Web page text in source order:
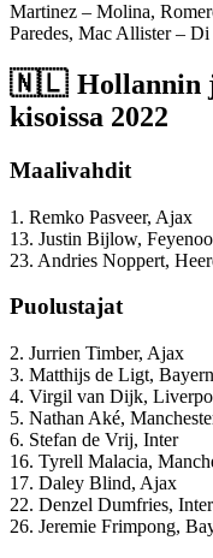
Martinez – Molina,
Paredes, Mac Allister –
🇳🇱 Hollannin
kisoissa 2022
Maalivahdit
1. Remko Pasveer, Ajax
13. Justin Bijlow,
23. Andries Noppert,
Puolustajat
2. Jurrien Timber, Ajax
3. Matthijs de Ligt,
4. Virgil van Dijk,
5. Nathan Aké,
6. Stefan de Vrij, Inter
16. Tyrell Malacia,
17. Daley Blind, Ajax
22. Denzel Dumfries, Inter
26. Jeremie Frimpong,